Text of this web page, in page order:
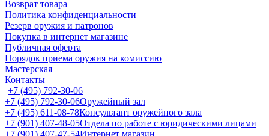
Возврат товара
Политика конфиденциальности
Резерв оружия и патронов
Покупка в интернет магазине
Публичная оферта
Порядок приема оружия на комиссию
Мастерская
Контакты
+7 (495) 792-30-06
+7 (495) 792-30-06Оружейный зал
+7 (495) 611-08-78Консультант оружейного зала
+7 (901) 407-48-05Отдела по работе с юридическими лицами
+7 (901) 407-47-54Интернет магазин